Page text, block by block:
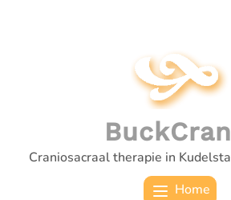
Craniosacraal therapie in
Home